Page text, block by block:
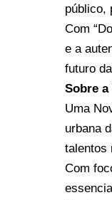
público,
Com
e a
futuro
Sobre
Uma
urbana
talentos
Com